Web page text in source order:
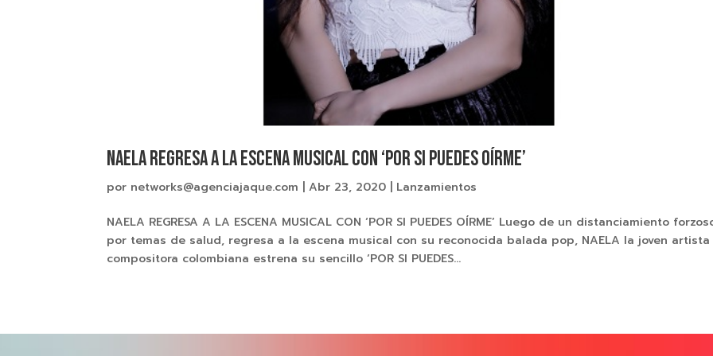
NAELA REGRESA A LA ESCENA MUSICAL CON ‘POR SI PUEDES OÍRME’
por networks@agenciajaque.com |Abr 23, 2020 Lanzamientos
NAELA REGRESA A LA ESCENA MUSICAL CON ‘POR SI PUEDES OÍRME’ Luego de un distanciamiento
por temas de salud, regresa a la escena musical con su reconocida balada pop, NAELA la joven
compositora colombiana estrena su sencillo ‘POR SI PUEDES...